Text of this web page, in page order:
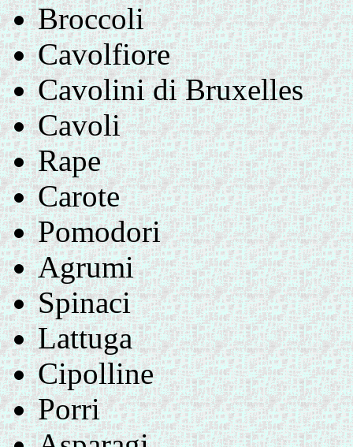
Broccoli
Cavolfiore
Cavolini di Bruxelles
Cavoli
Rape
Carote
Pomodori
Agrumi
Spinaci
Lattuga
Cipolline
Porri